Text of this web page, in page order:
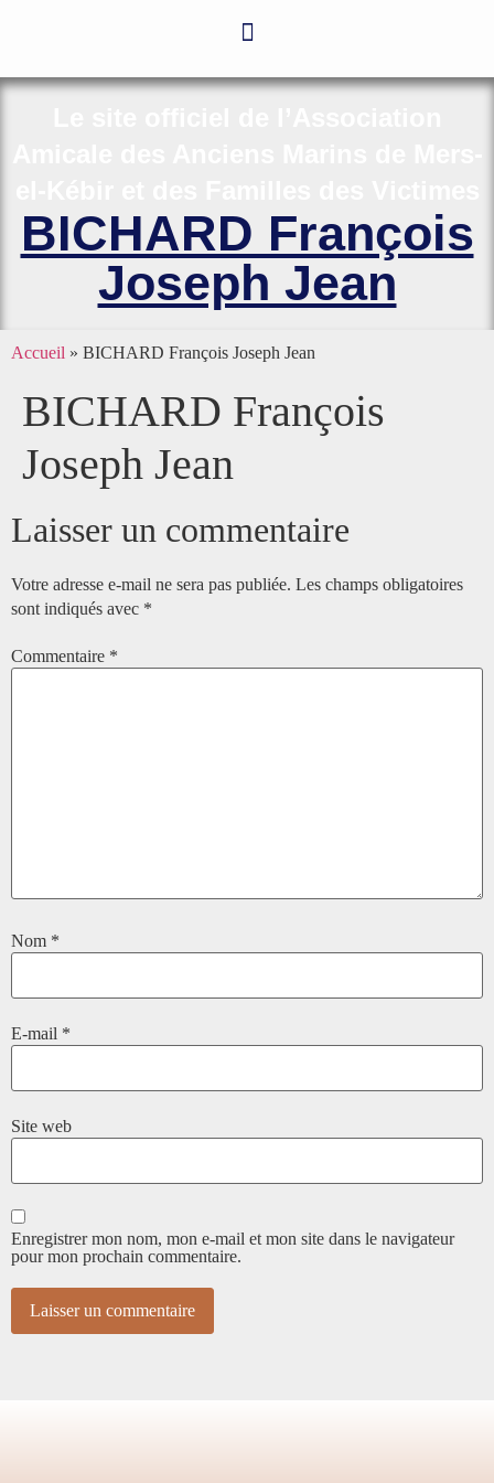
BICHARD François
Joseph Jean
Accueil » BICHARD François Joseph Jean
BICHARD François
Joseph Jean
Laisser un commentaire
Votre adresse e-mail ne sera pas publiée. Les champs obligatoires
sont indiqués avec *
Commentaire *
Nom *
E-mail *
Site web
Enregistrer mon nom, mon e-mail et mon site dans le navigateur
pour mon prochain commentaire.